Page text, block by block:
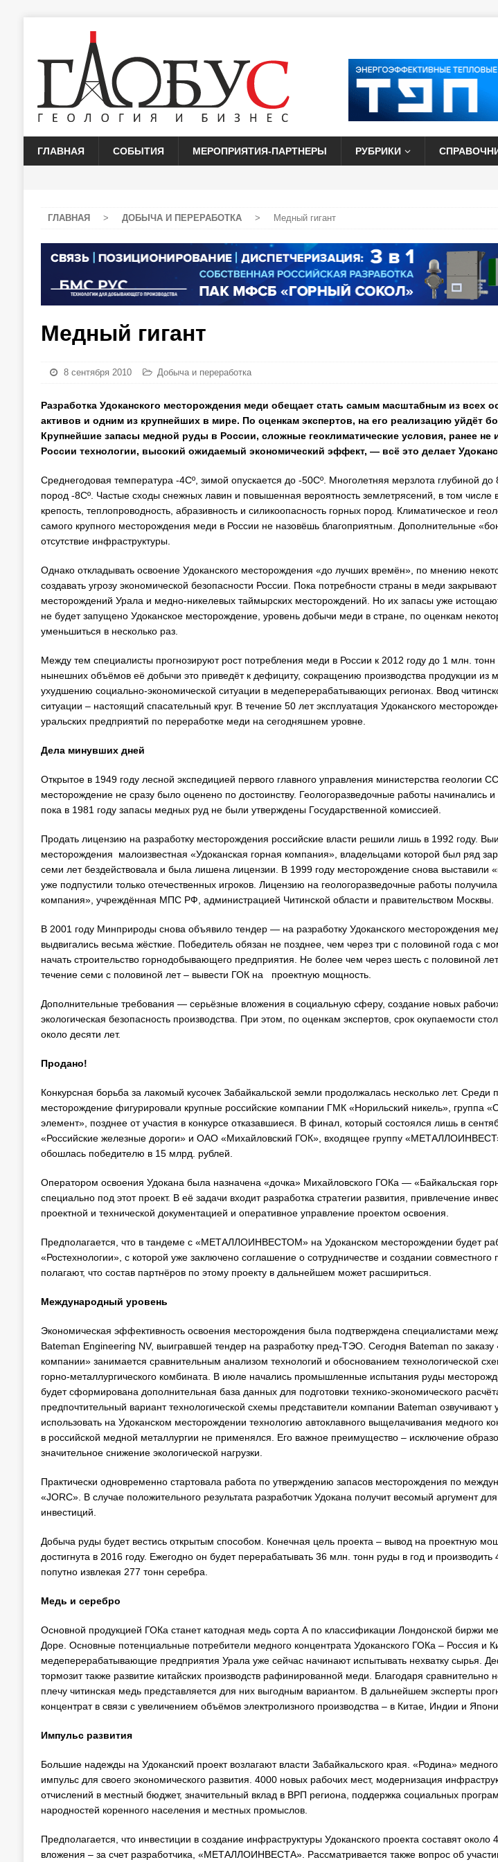
ГЛАВНАЯ СОБЫТИЯ МЕРОПРИЯТИЯ-ПАРТНЕРЫ РУБРИКИ
ГЛАВНАЯ > ДОБЫЧА И ПЕРЕРАБОТКА > Медный гигант
Медный гигант
8 сентября 2010 Добыча и переработка
Разработка Удоканского месторождения меди обещает стать самым масштабным из всех
активов и одним из крупнейших в мире. По оценкам экспертов, на его реализацию уйдёт
Крупнейшие запасы медной руды в России, сложные геоклиматические условия, ранее не
России технологии, высокий ожидаемый экономический эффект, — всё это делает
Среднегодовая температура -4Сº, зимой опускается до -50Сº. Многолетняя мерзлота глубиной до
пород -8Сº. Частые сходы снежных лавин и повышенная вероятность землетрясений, в том числе
крепость, теплопроводность, абразивность и силикоопасность горных пород. Климатическое и
самого крупного месторождения меди в России не назовёшь благоприятным. Дополнительные
отсутствие инфраструктуры.
Однако откладывать освоение Удоканского месторождения «до лучших времён», по мнению
создавать угрозу экономической безопасности России. Пока потребности страны в меди
месторождений Урала и медно-никелевых таймырских месторождений. Но их запасы уже
не будет запущено Удоканское месторождение, уровень добычи меди в стране, по оценкам
уменьшиться в несколько раз.
Между тем специалисты прогнозируют рост потребления меди в России к 2012 году до 1 млн.
нынешних объёмов её добычи это приведёт к дефициту, сокращению производства продукции из
ухудшению социально-экономической ситуации в медеперерабатывающих регионах. Ввод
ситуации – настоящий спасательный круг. В течение 50 лет эксплуатация Удоканского
уральских предприятий по переработке меди на сегодняшнем уровне.
Дела минувших дней
Открытое в 1949 году лесной экспедицией первого главного управления министерства геологии
месторождение не сразу было оценено по достоинству. Геологоразведочные работы начинались и
пока в 1981 году запасы медных руд не были утверждены Государственной комиссией.
Продать лицензию на разработку месторождения российские власти решили лишь в 1992 году.
месторождения малоизвестная «Удоканская горная компания», владельцами которой был ряд
семи лет бездействовала и была лишена лицензии. В 1999 году месторождение снова выставили
уже подпустили только отечественных игроков. Лицензию на геологоразведочные работы
компания», учреждённая МПС РФ, администрацией Читинской области и правительством Москвы.
В 2001 году Минприроды снова объявило тендер — на разработку Удоканского месторождения
выдвигались весьма жёсткие. Победитель обязан не позднее, чем через три с половиной года с
начать строительство горнодобывающего предприятия. Не более чем через шесть с половиной
течение семи с половиной лет – вывести ГОК на проектную мощность.
Дополнительные требования — серьёзные вложения в социальную сферу, создание новых
экологическая безопасность производства. При этом, по оценкам экспертов, срок окупаемости
около десяти лет.
Продано!
Конкурсная борьба за лакомый кусочек Забайкальской земли продолжалась несколько лет. Среди
месторождение фигурировали крупные российские компании ГМК «Норильский никель», группа
элемент», позднее от участия в конкурсе отказавшиеся. В финал, который состоялся лишь в
«Российские железные дороги» и ОАО «Михайловский ГОК», входящее группу
обошлась победителю в 15 млрд. рублей.
Оператором освоения Удокана была назначена «дочка» Михайловского ГОКа — «Байкальская
специально под этот проект. В её задачи входит разработка стратегии развития, привлечение
проектной и технической документацией и оперативное управление проектом освоения.
Предполагается, что в тандеме с «МЕТАЛЛОИНВЕСТОМ» на Удоканском месторождении будет
«Ростехнологии», с которой уже заключено соглашение о сотрудничестве и создании
полагают, что состав партнёров по этому проекту в дальнейшем может расшириться.
Международный уровень
Экономическая эффективность освоения месторождения была подтверждена специалистами
Bateman Engineering NV, выигравшей тендер на разработку пред-ТЭО. Сегодня Bateman по заказу
компании» занимается сравнительным анализом технологий и обоснованием технологической
горно-металлургического комбината. В июле начались промышленные испытания руды
будет сформирована дополнительная база данных для подготовки технико-экономического
предпочтительный вариант технологической схемы представители компании Bateman
использовать на Удоканском месторождении технологию автоклавного выщелачивания медного
в российской медной металлургии не применялся. Его важное преимущество – исключение
значительное снижение экологической нагрузки.
Практически одновременно стартовала работа по утверждению запасов месторождения по
«JORC». В случае положительного результата разработчик Удокана получит весомый аргумент
инвестиций.
Добыча руды будет вестись открытым способом. Конечная цель проекта – вывод на проектную
достигнута в 2016 году. Ежегодно он будет перерабатывать 36 млн. тонн руды в год и производить
попутно извлекая 277 тонн серебра.
Медь и серебро
Основной продукцией ГОКа станет катодная медь сорта А по классификации Лондонской биржи
Доре. Основные потенциальные потребители медного концентрата Удоканского ГОКа – Россия и
медеперерабатывающие предприятия Урала уже сейчас начинают испытывать нехватку сырья.
тормозит также развитие китайских производств рафинированной меди. Благодаря сравнительно
плечу читинская медь представляется для них выгодным вариантом. В дальнейшем эксперты
концентрат в связи с увеличением объёмов электролизного производства – в Китае, Индии и
Импульс развития
Большие надежды на Удоканский проект возлагают власти Забайкальского края. «Родина»
импульс для своего экономического развития. 4000 новых рабочих мест, модернизация
отчислений в местный бюджет, значительный вклад в ВРП региона, поддержка социальных
народностей коренного населения и местных промыслов.
Предполагается, что инвестиции в создание инфраструктуры Удоканского проекта составят
вложения – за счет разработчика, «МЕТАЛЛОИНВЕСТА». Рассматривается также вопрос об